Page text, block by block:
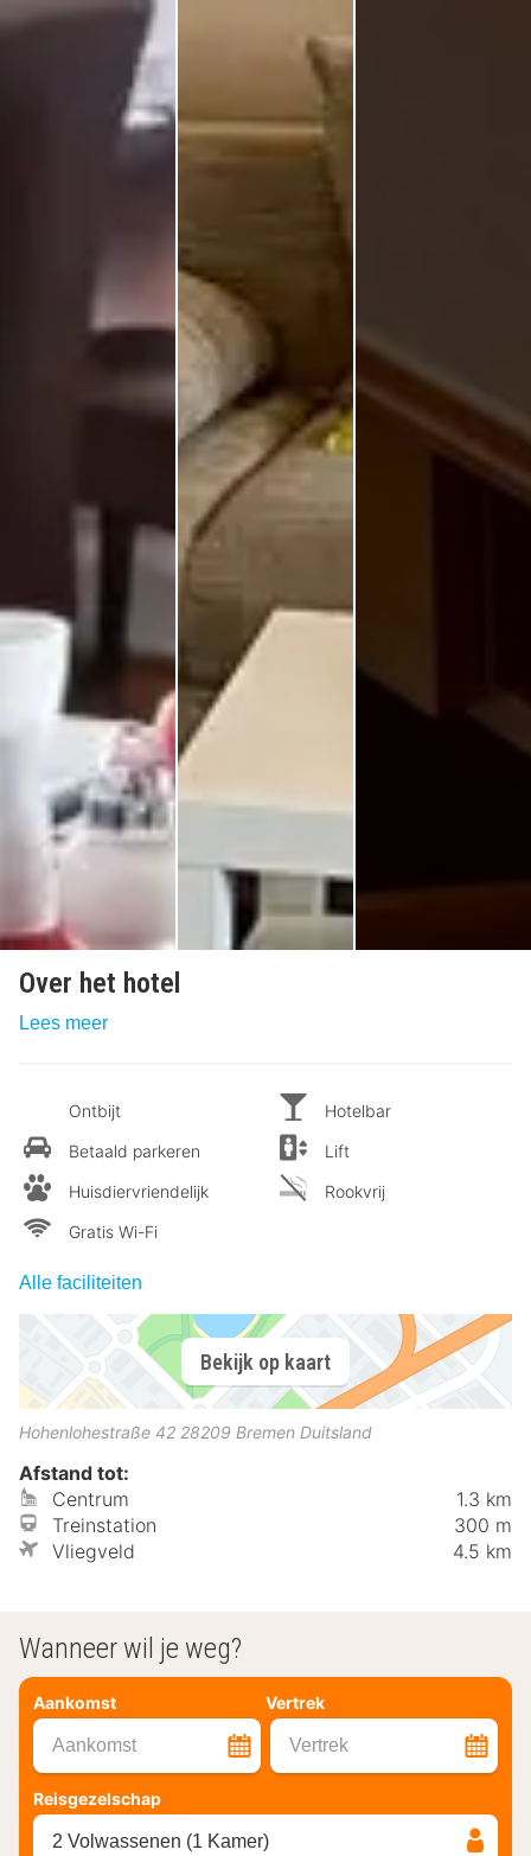
Over het hotel
Lees meer
Ontbijt
Betaald parkeren
Huisdiervriendelijk
Gratis Wi-Fi
Hotelbar
Lift
Rookvrij
Alle faciliteiten
Bekijk op kaart
Hohenlohestraße 42 28209 Bremen Duitsland
Afstand tot:
Centrum
1.3 km
Treinstation
300 m
Vliegveld
4.5 km
Wanneer wil je weg?
Aankomst Vertrek
Aankomst Vertrek
Reisgezelschap
2 Volwassenen (1 Kamer)